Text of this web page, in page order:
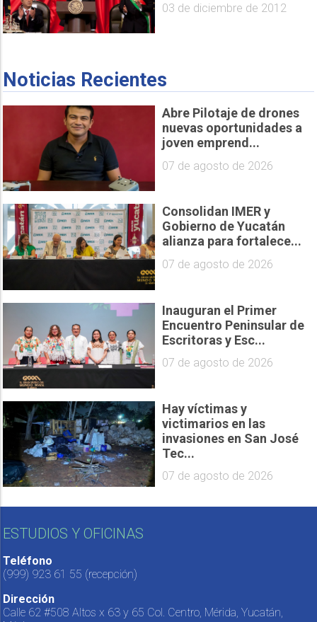
03 de diciembre de 2012
Noticias Recientes
Abre Pilotaje de drones
nuevas oportunidades a
joven emprend...
07 de agosto de 2026
Consolidan IMER y
Gobierno de Yucatán
alianza para fortalece...
07 de agosto de 2026
Inauguran el Primer
Encuentro Peninsular de
Escritoras y Esc...
07 de agosto de 2026
Hay víctimas y
victimarios en las
invasiones en San José
Tec...
07 de agosto de 2026
ESTUDIOS Y OFICINAS
Teléfono
(999) 923 61 55 (recepción)
Dirección
Calle 62 #508 Altos x 63 y 65 Col. Centro, Mérida, Yucatán,